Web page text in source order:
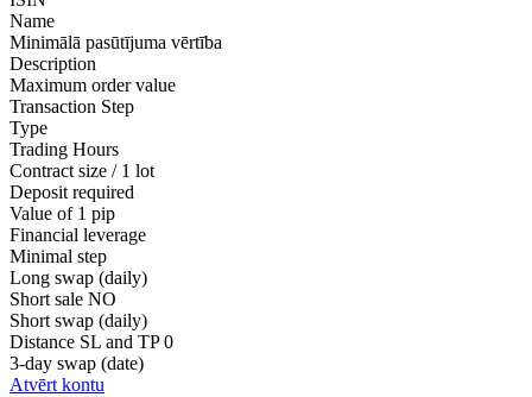
Name
Minimālā pasūtījuma vērtība
Description
Maximum order value
Transaction Step
Type
Trading Hours
Contract size / 1 lot
Deposit required
Value of 1 pip
Financial leverage
Minimal step
Long swap (daily)
Short sale NO
Short swap (daily)
Distance SL and TP 0
3-day swap (date)
Atvērt kontu